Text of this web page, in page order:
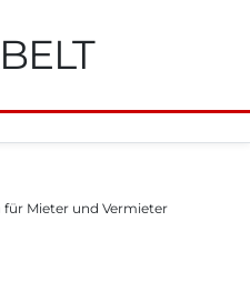
Mieter und Vermieter